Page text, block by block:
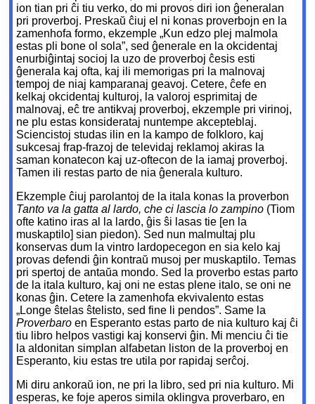
ion tian pri ĉi tiu verko, do mi provos diri ion ĝeneralan
pri proverboj. Preskaŭ ĉiuj el ni konas proverbojn en la
zamenhofa formo, ekzemple „Kun edzo plej malmola
estas pli bone ol sola”, sed ĝenerale en la okcidentaj
enurbiĝintaj socioj la uzo de proverboj ĉesis esti
ĝenerala kaj ofta, kaj ili memorigas pri la malnovaj
tempoj de niaj kamparanaj geavoj. Cetere, ĉefe en
kelkaj okcidentaj kulturoj, la valoroj esprimitaj de
malnovaj, eĉ tre antikvaj proverboj, ekzemple pri virinoj,
ne plu estas konsiderataj nuntempe akcepteblaj.
Sciencistoj studas ilin en la kampo de folkloro, kaj
sukcesaj frap-frazoj de televidaj reklamoj akiras la
saman konatecon kaj uz-oftecon de la iamaj proverboj.
Tamen ili restas parto de nia ĝenerala kulturo.
Ekzemple ĉiuj parolantoj de la itala konas la proverbon
Tanto va la gatta al lardo, che ci lascia lo zampino (Tiom
ofte katino iras al la lardo, ĝis ŝi lasas tie [en la
muskaptilo] sian piedon). Sed nun malmultaj plu
konservas dum la vintro lardopecegon en sia kelo kaj
provas defendi ĝin kontraŭ musoj per muskaptilo. Temas
pri spertoj de antaŭa mondo. Sed la proverbo estas parto
de la itala kulturo, kaj oni ne estas plene italo, se oni ne
konas ĝin. Cetere la zamenhofa ekvivalento estas
„Longe ŝtelas ŝtelisto, sed fine li pendos”. Same la
Proverbaro en Esperanto estas parto de nia kulturo kaj ĉi
tiu libro helpos vastigi kaj konservi ĝin. Mi menciu ĉi tie
la aldonitan simplan alfabetan liston de la proverboj en
Esperanto, kiu estas tre utila por rapidaj serĉoj.
Mi diru ankoraŭ ion, ne pri la libro, sed pri nia kulturo. Mi
esperas, ke foje aperos simila oklingva proverbaro, en